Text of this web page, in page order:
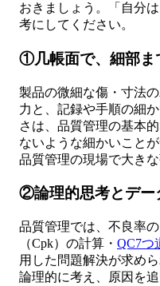
おきましょう。「自分
考にしてください。
①几帳面で、細部ま
製品の微細な傷・寸法
力と、記録や手順の細
さは、品質管理の基本
ないような細かいこと
品質管理の現場で大きな
②論理的思考とデー
品質管理では、不良率
（Cpk）の計算・ QC7つ
用した問題解決が求め
論理的に考え、原因を